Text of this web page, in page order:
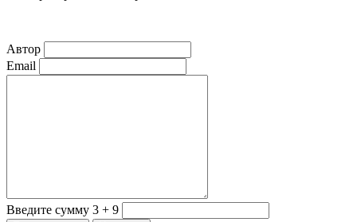
Автор
Email
Введите сумму 3 + 9